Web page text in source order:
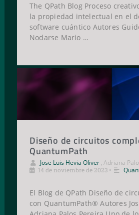
The QPath Blog Proceso
la propiedad intelectual en el
software cuántico Autores
Nodarse Mario …
Diseño de circuitos
QuantumPath
Jose Luis Hevia Oliver,Adriana
14 de noviembre de 2023 •
El Blog de QPath Diseño de
con QuantumPath® Autores